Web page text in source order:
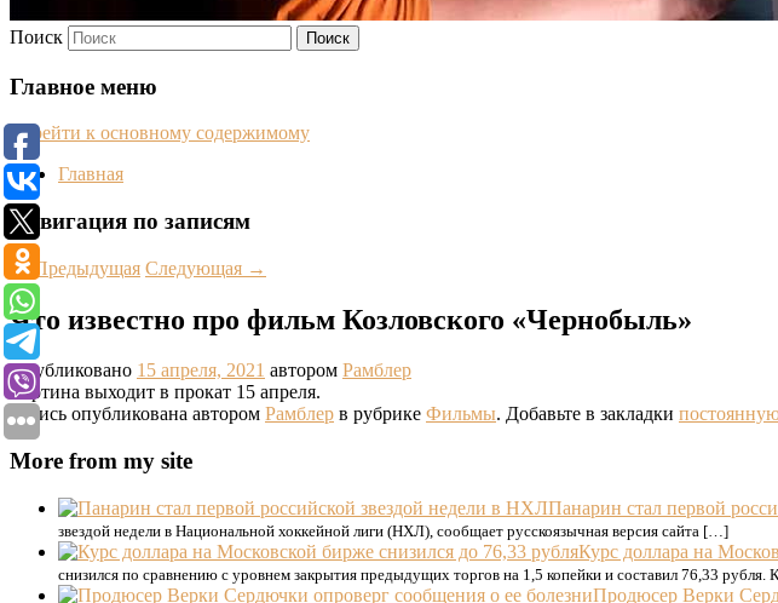
Поиск
Главное меню
Перейти к основному содержимому
Главная
Навигация по записям
←Предыдущая Следующая →
Что известно про фильм Козловского «Чернобыль»
Опубликовано 15 апреля, 2021 автором Рамблер
Картина выходит в прокат 15 апреля.
Запись опубликована автором Рамблер в рубрике Фильмы. Добавьте в закладки
More from my site
Панарин стал первой
звездой недели в Национальной хоккейной лиги (НХЛ), сообщает русскоязычная версия сайта […]
Курс доллара на
снизился по сравнению с уровнем закрытия предыдущих торгов на 1,5 копейки и составил 76,33
Продюсер Верки